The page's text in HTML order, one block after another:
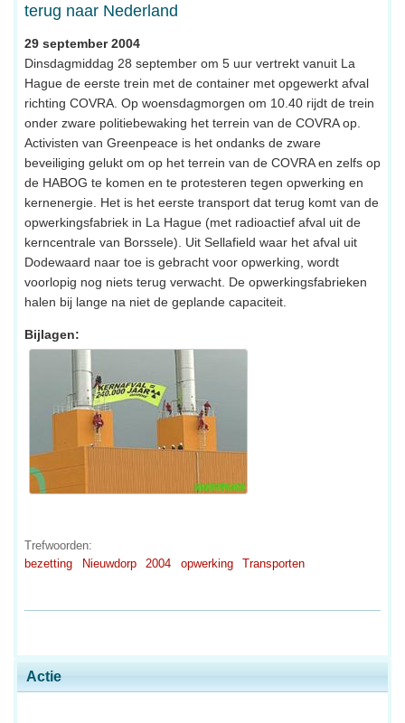
Actie
terug naar Nederland
29 september 2004
Dinsdagmiddag 28 september om 5 uur vertrekt vanuit La
Hague de eerste trein met de container met opgewerkt afval
richting COVRA. Op woensdagmorgen om 10.40 rijdt de trein
onder zware politiebewaking het terrein van de COVRA op.
Activisten van Greenpeace is het ondanks de zware
beveiliging gelukt om op het terrein van de COVRA en zelfs op
de HABOG te komen en te protesteren tegen opwerking en
kernenergie. Het is het eerste transport dat terug komt van de
opwerkingsfabriek in La Hague (met radioactief afval uit de
kerncentrale van Borssele). Uit Sellafield waar het afval uit
Dodewaard naar toe is gebracht voor opwerking, wordt
voorlopig nog niets terug verwacht. De opwerkingsfabrieken
halen bij lange na niet de geplande capaciteit.
Bijlagen:
Trefwoorden:
bezetting
Nieuwdorp 2004 opwerking Transporten